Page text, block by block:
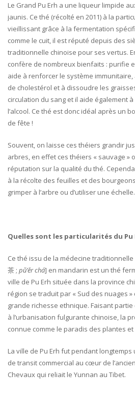
Le Grand Pu Erh a une liqueur limpide
jaunis. Ce thé (récolté en 2011) à la
vieillissant grâce à la fermentation
comme le cuit, il est réputé depuis des
traditionnelle chinoise pour ses vertus.
confère de nombreux bienfaits : purifie
aide à renforcer le système
de cholestérol et à dissoudre les
circulation du sang et il aide également
l’alcool. Ce thé est donc idéal après un
de fête !
Souvent, on laisse ces théiers grandir
arbres, en effet ces théiers « sauvage »
réputation sur la qualité du thé.
à la récolte des feuilles et des
grimper à l’arbre ou d’utiliser une échelle.
Quelles sont les particularités du Pu
Ce thé issu de la médecine
茶 ; pǔ’ěr chá] en mandarin est un thé
ville de Pu Erh située dans la province
région se traduit par « Sud des nuages
grande richesse ethnique. Faisant
à l’urbanisation fulgurante chinoise, la
connue comme le paradis des plantes
La ville de Pu Erh fut pendant
de transit commercial au cœur de
Chevaux qui reliait le Yunnan au Tibet.